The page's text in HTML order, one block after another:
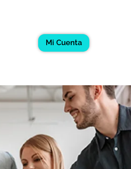
Mi Cuenta